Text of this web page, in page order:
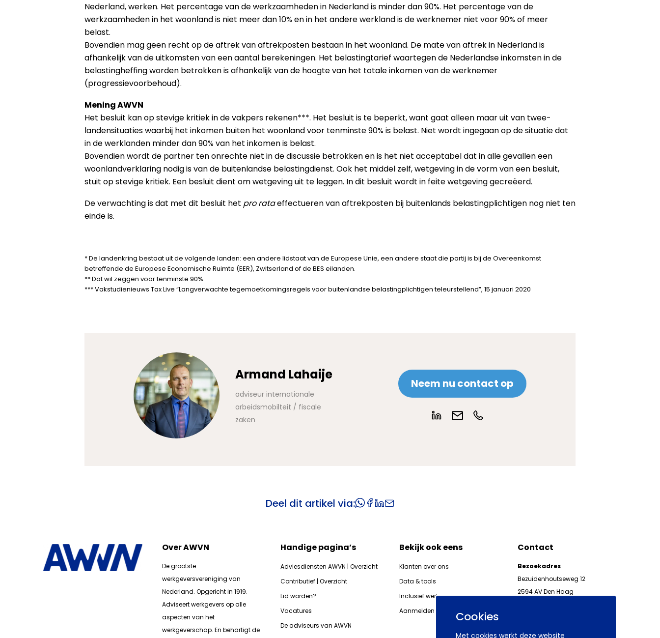
Cookies
Met cookies werkt deze website
Nederland, werken. Het percentage van de werkzaamheden in Nederland is minder dan 90%. Het percentage van de
werkzaamheden in het woonland is niet meer dan 10% en in het andere werkland is de werknemer niet voor 90% of meer
belast.
Bovendien mag geen recht op de aftrek van aftrekposten bestaan in het woonland. De mate van aftrek in Nederland is
afhankelijk van de uitkomsten van een aantal berekeningen. Het belastingtarief waartegen de Nederlandse inkomsten in de
belastingheffing worden betrokken is afhankelijk van de hoogte van het totale inkomen van de werknemer
(progressievoorbehoud).
Mening AWVN
Het besluit kan op stevige kritiek in de vakpers rekenen***. Het besluit is te beperkt, want gaat alleen maar uit van twee-
landensituaties waarbij het inkomen buiten het woonland voor tenminste 90% is belast. Niet wordt ingegaan op de situatie dat
in de werklanden minder dan 90% van het inkomen is belast.
Bovendien wordt de partner ten onrechte niet in de discussie betrokken en is het niet acceptabel dat in alle gevallen een
woonlandverklaring nodig is van de buitenlandse belastingdienst. Ook het middel zelf, wetgeving in de vorm van een besluit,
stuit op stevige kritiek. Een besluit dient om wetgeving uit te leggen. In dit besluit wordt in feite wetgeving gecreëerd.
De verwachting is dat met dit besluit het pro rataeffectueren van aftrekposten bij buitenlands belastingplichtigen nog niet ten
einde is.
* De landenkring bestaat uit de volgende landen: een andere lidstaat van de Europese Unie, een andere staat die partij is bij de Overeenkomst
betreffende de Europese Economische Ruimte (EER), Zwitserland of de BES eilanden.
** Dat wil zeggen voor tenminste 90%.
*** Vakstudienieuws Tax Live “Langverwachte tegemoetkomingsregels voor buitenlandse belastingplichtigen teleurstellend”, 15 januari 2020
Armand Lahaije
adviseur internationale
arbeidsmobilteit / fiscale
zaken
Neem nu contact op
Deel dit artikel via:
Over AWVN
De grootste
werkgeversvereniging van
Nederland. Opgericht in 1919.
Adviseert werkgevers op alle
aspecten van het
werkgeverschap. En behartigt de
Handige pagina’s
Adviesdiensten AWVN | Overzicht
Contributief | Overzicht
Lid worden?
Vacatures
De adviseurs van AWVN
Bekijk ook eens
Klanten over ons
Data & tools
Inclusief werkgeven
Aanmelden nieuwsbrieven AWVN
Contact
Bezoekadres
Bezuidenhoutseweg 12
2594 AV Den Haag